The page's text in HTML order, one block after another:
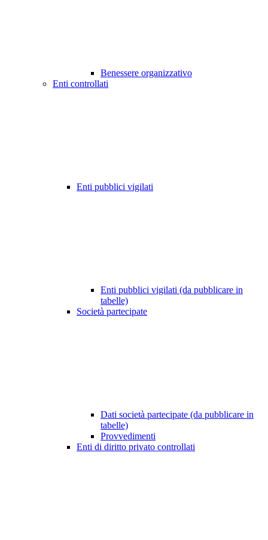
Benessere organizzativo
Enti controllati
Enti pubblici vigilati
Enti pubblici vigilati (da pubblicare in
tabelle)
Società partecipate
Dati società partecipate (da pubblicare in
tabelle)
Provvedimenti
Enti di diritto privato controllati